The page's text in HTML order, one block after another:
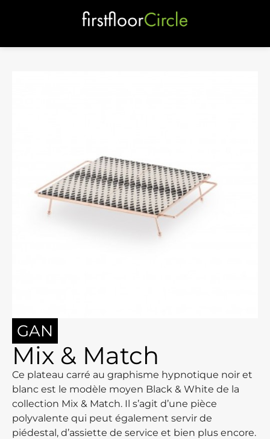
GAN
Mix & Match
Ce plateau carré au graphisme hypnotique noir et
blanc est le modèle moyen Black & White de la
collection Mix & Match. Il s’agit d’une pièce
polyvalente qui peut également servir de
piédestal, d’assiette de service et bien plus encore.